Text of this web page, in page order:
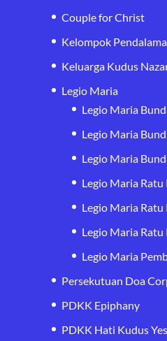
Couple for Christ
Kelompok
Keluarga Kudus
Legio Maria
Legio Maria
Legio Maria
Legio Maria
Legio Maria
Legio Maria Ratu
Legio Maria
Legio Maria
Persekutuan Doa
PDKK Epiphany
PDKK Hati Kudus